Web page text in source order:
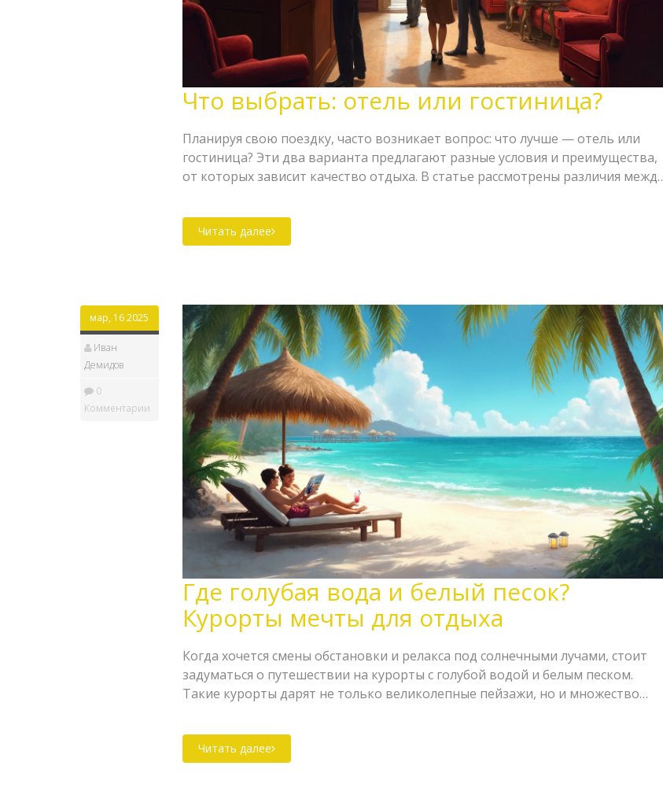
Что выбрать: отель или гостиница?
Планируя свою поездку, часто возникает вопрос: что лучше — отель или
гостиница? Эти два варианта предлагают разные условия и преимущества,
от которых зависит качество отдыха. В статье рассмотрены различия между
поможет вам определиться с подходящим вариантом проживания, учитывая
ваши индивидуальные предпочтения и потребности.
Читать далее
мар, 16 2025
Иван
Демидов
0
Комментарии
Где голубая вода и белый песок?
Курорты мечты для отдыха
Когда хочется смены обстановки и релакса под солнечными лучами, стоит
задуматься о путешествии на курорты с голубой водой и белым песком.
Такие курорты дарят не только великолепные пейзажи, но и множество
пляжные направления и дадим советы, как выбрать идеальный курорт для
вашего отпуска. Узнайте, как спланировать свой отдых так, чтобы он стал
Читать далее